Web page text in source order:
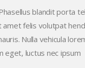
blandit porta
felis volutpat
Nulla vehicula
eget, luctus nec ipsum